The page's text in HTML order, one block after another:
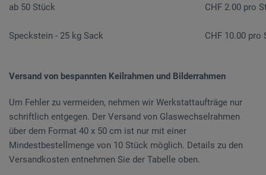
ab 50 Stück
CHF 2.00 pro
Speckstein - 25 kg Sack CHF 10.00 pro
Versand von bespannten Keilrahmen und Bilderrahmen
Um Fehler zu vermeiden, nehmen wir Werkstattaufträge nur
schriftlich entgegen. Der Versand von Glaswechselrahmen
über dem Format 40 x 50 cm ist nur mit einer
Mindestbestellmenge von 10 Stück möglich. Details zu den
Versandkosten entnehmen Sie der Tabelle oben.